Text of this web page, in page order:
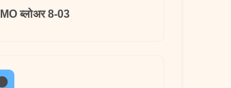
ब्लोअर 8-03